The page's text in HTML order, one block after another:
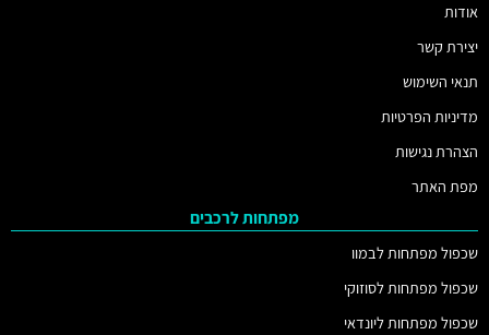
אודות
יצירת קשר
תנאי השימוש
מדיניות הפרטיות
הצהרת נגישות
מפת האתר
מפתחות לרכבים
שכפול מפתחות לבמוו
שכפול מפתחות לסוזוקי
שכפול מפתחות ליונדאי